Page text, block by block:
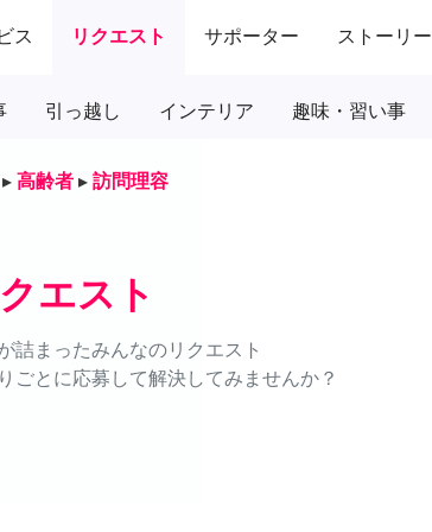
ス リクエスト サポーター ストーリー
引っ越し インテリア 趣味・習い事
▸ 高齢者 ▸ 訪問理容
エスト
詰まったみんなのリクエスト
ごとに応募して解決してみませんか？